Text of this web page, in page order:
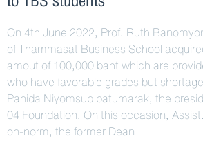
On 4th June 2022, Prof. Ruth
of Thammasat Business School
amout of 100,000 baht which are
who have favorable grades but
Panida Niyomsup patumarak, the
04 Foundation. On this occasion,
on-norm, the former Dean